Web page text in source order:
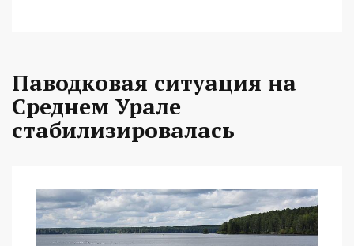
Паводковая ситуация на
Среднем Урале
стабилизировалась